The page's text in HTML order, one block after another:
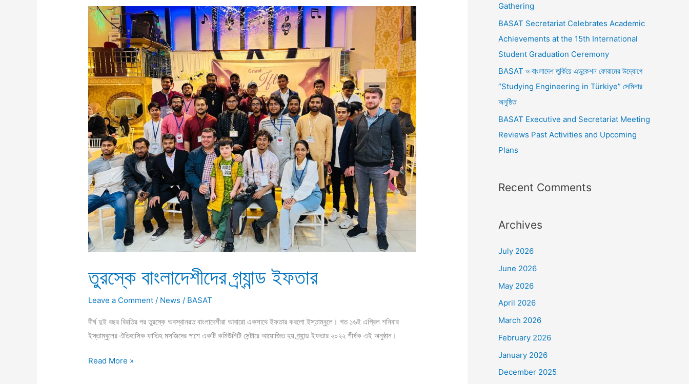
তুরস্কে বাংলাদেশীদের গ্র্যান্ড ইফতার
Leave a Comment / News / BASAT
দীর্ঘ দুই বছর বিরতির পর তুরস্কে অবস্থানরত বাংলাদেশীরা আবারো একসাথে ইফতার করলো ইস্তাম্বুলে। গত ১৬ই এপ্রিল শনিবার
ইস্তাম্বুলের ঐতিহাসিক ফাতিহ মসজিদের পাশে একটি কমিউনিটি সেন্টারে আয়োজিত হয় গ্র্যান্ড ইফতার ২০২২ শীর্ষক এই অনুষ্ঠান।
তুরস্কে
বাংলাদেশীদের
ইফতার
Read More »
Gathering
BASAT Secretariat Celebrates Academic
Achievements at the 15th International
Student Graduation Ceremony
BASAT ও বাংলাদেশ তুর্কিয়ে এডুকেশন ফোরামের উদ্যোগে
“Studying Engineering in Türkiye” সেমিনার
অনুষ্ঠিত
BASAT Executive and Secretariat Meeting
Reviews Past Activities and Upcoming
Plans
Recent Comments
Archives
July 2026
June 2026
May 2026
April 2026
March 2026
February 2026
January 2026
December 2025